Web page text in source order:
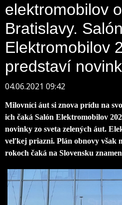
elektromobilov
Bratislavy. Salón
Elektromobilov
predstaví
04.06.2021 09:42
Milovníci áut si znova prídu na
ich čaká Salón Elektromobilov
novinky zo sveta zelených áut.
veľkej priazni. Plán obnovy však
rokoch čaká na Slovensku